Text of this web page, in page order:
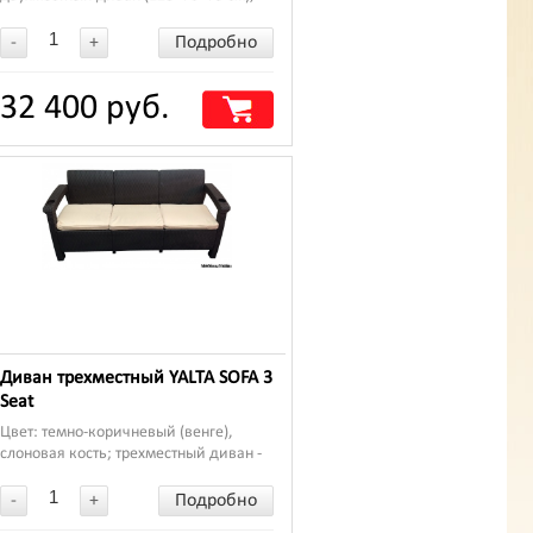
(77*57*42 см).
- + Подробно
32 400 руб.
Диван трехместный YALTA SOFA 3
Seat
Цвет: темно-коричневый (венге),
слоновая кость; трехместный диван -
- + Подробно